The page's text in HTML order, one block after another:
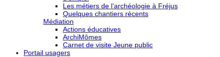
Les métiers de l’archéologie à Fréjus
Quelques chantiers récents
Médiation
Actions éducatives
ArchiMômes
Carnet de visite Jeune public
Portail usagers